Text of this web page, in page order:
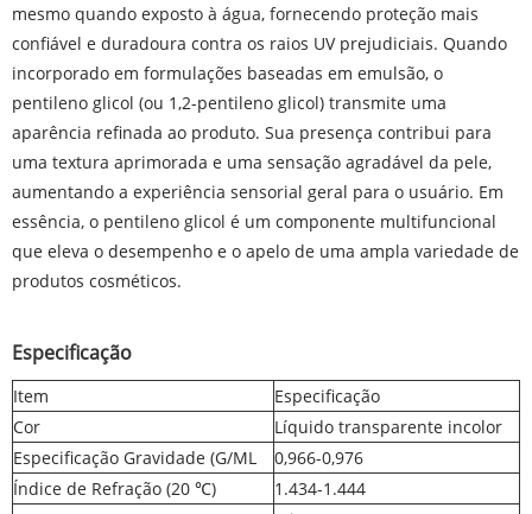
mesmo quando exposto à água, fornecendo proteção mais
confiável e duradoura contra os raios UV prejudiciais. Quando
incorporado em formulações baseadas em emulsão, o
pentileno glicol (ou 1,2-pentileno glicol) transmite uma
aparência refinada ao produto. Sua presença contribui para
uma textura aprimorada e uma sensação agradável da pele,
aumentando a experiência sensorial geral para o usuário. Em
essência, o pentileno glicol é um componente multifuncional
que eleva o desempenho e o apelo de uma ampla variedade de
produtos cosméticos.
Especificação
Item
Especificação
Cor
Líquido transparente incolor
Especificação Gravidade (G/ML
0,966-0,976
Índice de Refração (20 ℃)
1.434-1.444